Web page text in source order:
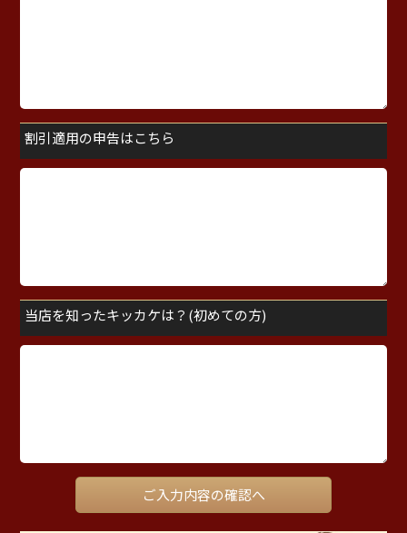
割引適用の申告はこちら
当店を知ったキッカケは？(初めての方)